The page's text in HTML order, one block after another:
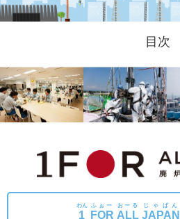
目次
1
わん
FOR
ふぉー
ALL
おーる
JAPAN
じゃぱん